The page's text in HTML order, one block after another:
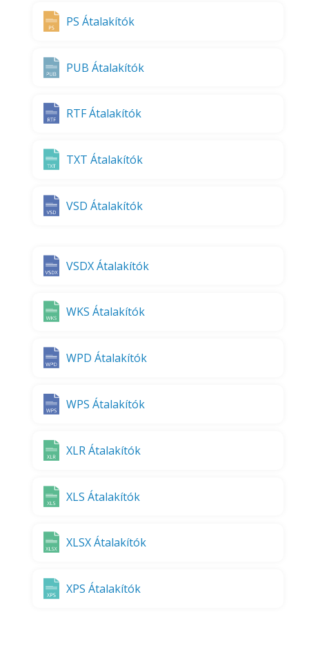
PS Átalakítók
PUB Átalakítók
RTF Átalakítók
TXT Átalakítók
VSD Átalakítók
VSDX Átalakítók
WKS Átalakítók
WPD Átalakítók
WPS Átalakítók
XLR Átalakítók
XLS Átalakítók
XLSX Átalakítók
XPS Átalakítók